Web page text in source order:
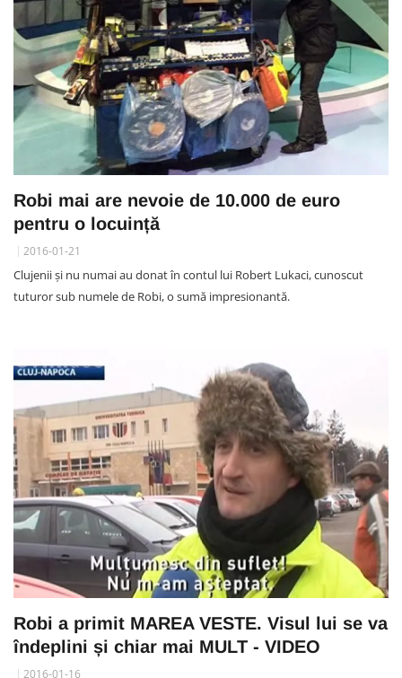
Robi mai are nevoie de 10.000 de euro
pentru o locuință
2016-01-21
Clujenii și nu numai au donat în contul lui Robert Lukaci, cunoscut
tuturor sub numele de Robi, o sumă impresionantă.
Robi a primit MAREA VESTE. Visul lui se va
îndeplini și chiar mai MULT - VIDEO
2016-01-16